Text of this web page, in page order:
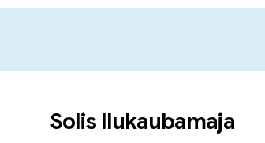
Solis Ilukaubamaja